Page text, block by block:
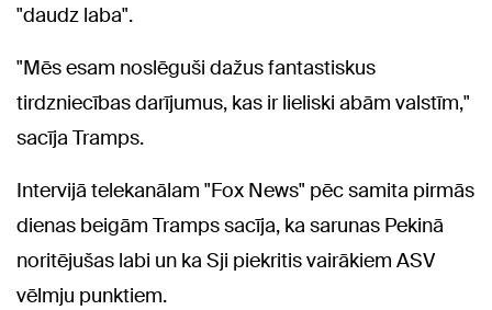
"daudz laba".
"Mēs esam noslēguši dažus fantastiskus
tirdzniecības darījumus, kas ir lieliski abām valstīm,"
sacīja Tramps.
Intervijā telekanālam "Fox News" pēc samita pirmās
dienas beigām Tramps sacīja, ka sarunas Pekinā
noritējušas labi un ka Sji piekritis vairākiem ASV
vēlmju punktiem.